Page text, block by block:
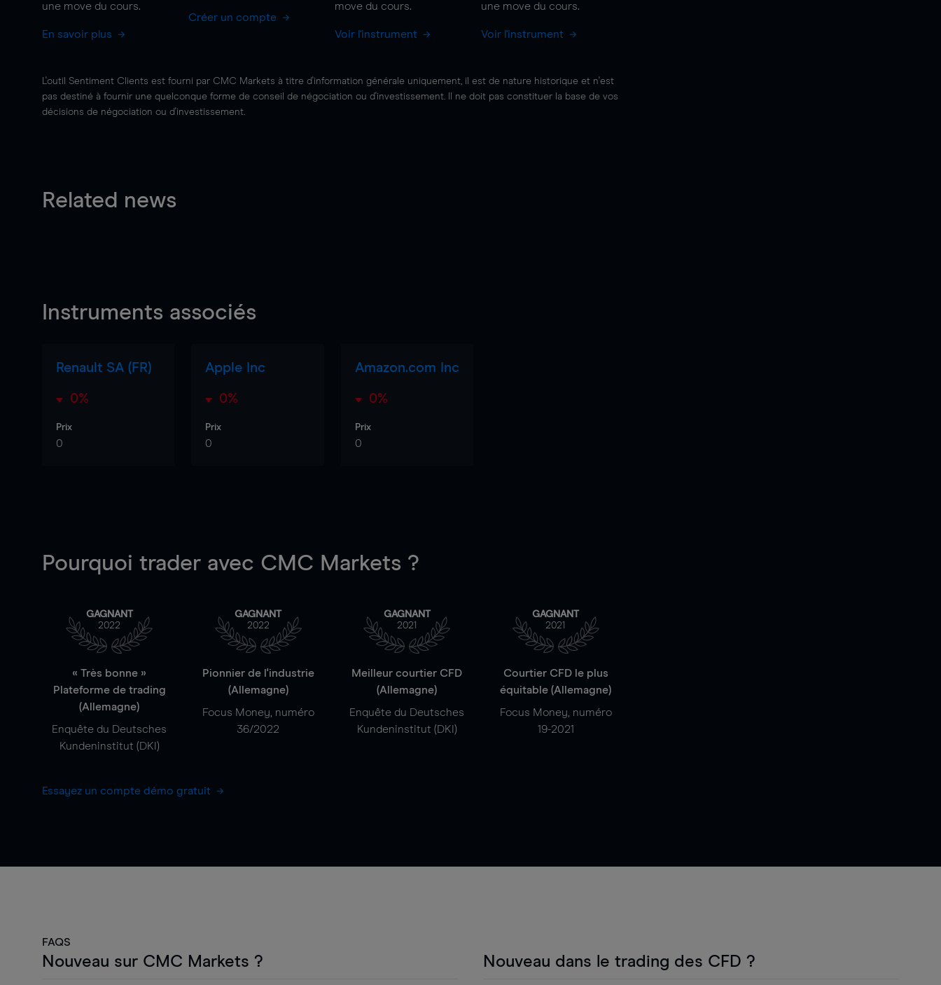
une move du cours.
En savoir plus
Créer un compte
move du cours.
Voir l'instrument
une move du cours.
Voir l'instrument
L'outil Sentiment Clients est fourni par CMC Markets à titre d'information générale uniquement, il est de nature historique et n'est
pas destiné à fournir une quelconque forme de conseil de négociation ou d'investissement. Il ne doit pas constituer la base de vos
décisions de négociation ou d'investissement.
Related news
Instruments associés
Renault SA (FR)
0%
Prix
0
Apple Inc
0%
Prix
0
Amazon.com Inc
0%
Prix
0
Pourquoi trader avec CMC Markets ?
GAGNANT
2022
« Très bonne »
Plateforme de trading
(Allemagne)
Enquête du Deutsches
Kundeninstitut (DKI)
GAGNANT
2022
Pionnier de l'industrie
(Allemagne)
Focus Money, numéro
36/2022
GAGNANT
2021
Meilleur courtier CFD
(Allemagne)
Enquête du Deutsches
Kundeninstitut (DKI)
GAGNANT
2021
Courtier CFD le plus
équitable (Allemagne)
Focus Money, numéro
19-2021
Essayez un compte démo gratuit
FAQS
Nouveau sur CMC Markets ? Nouveau dans le trading des CFD ?